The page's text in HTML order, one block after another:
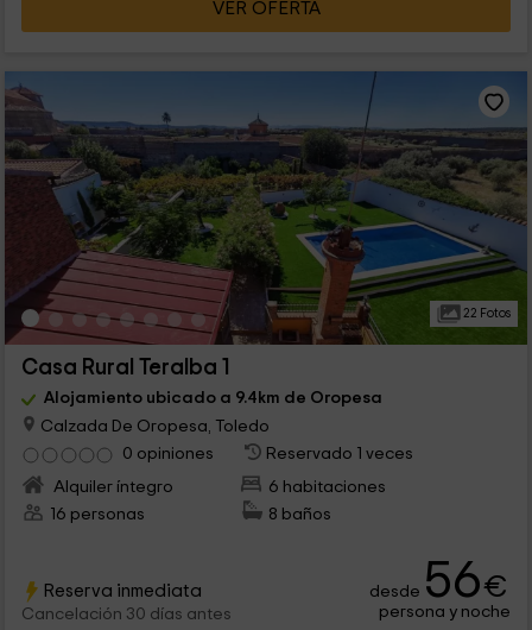
VER OFERTA
22 Fotos
Casa Rural Teralba 1
Alojamiento ubicado a 9.4km de Oropesa
Calzada De Oropesa, Toledo
0 opiniones
Reservado 1 veces
Alquiler íntegro
6 habitaciones
16 personas
8 baños
Reserva inmediata
Cancelación 30 días antes
desde 56€
persona y noche